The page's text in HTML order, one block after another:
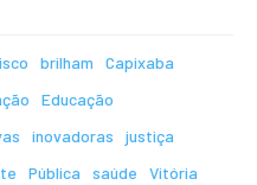
brilham
Capixaba
Educação
inovadoras
justiça
Pública saúde
Vitória